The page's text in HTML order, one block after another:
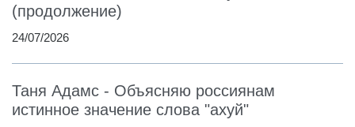
(продолжение)
24/07/2026
Таня Адамс - Объясняю россиянам
истинное значение слова "ахуй"